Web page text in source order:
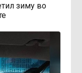
зиму во